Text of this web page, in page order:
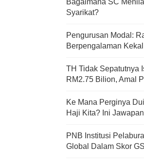
Bagaimana SC
Syarikat?
Pengurusan Modal:
Berpengalaman
TH Tidak Sepatutnya
RM2.75 Bilion, Amal
Ke Mana Perginya
Haji Kita? Ini
PNB Institusi
Global Dalam Skor
Kenali
Family Mart
Apa Itu
Yang Selalu